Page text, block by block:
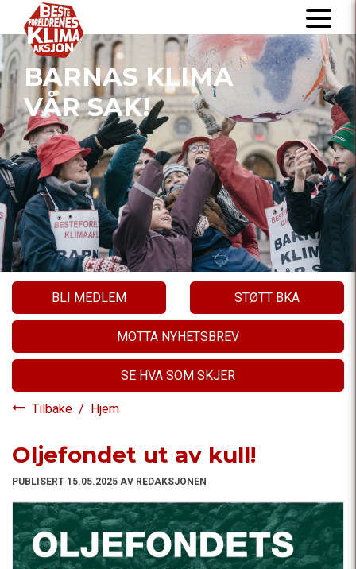
BARNAS KLIMA
VÅR SAK!
BLI MEDLEM STØTT BKA
MOTTA NYHETSBREV
SE HVA SOM SKJER
Tilbake / Hjem
Oljefondet ut av kull!
PUBLISERT 15.05.2025 AV REDAKSJONEN